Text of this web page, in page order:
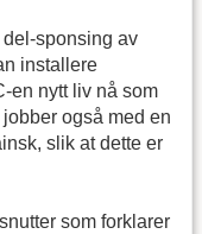
sponsing av
installere
en nytt liv nå som
også med en
slik at dette er
som forklarer